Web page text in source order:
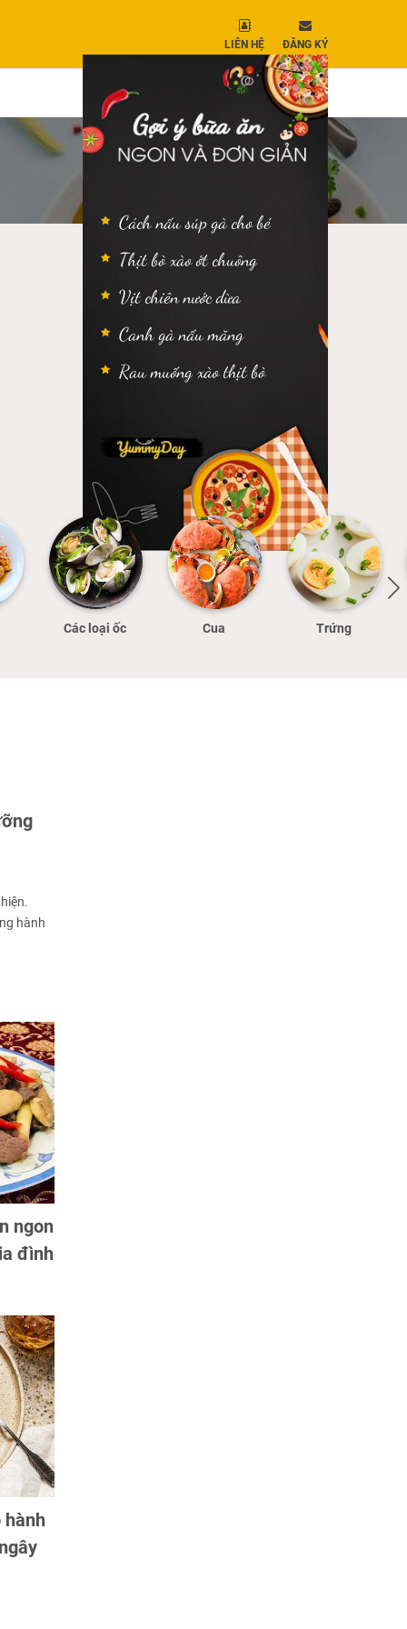
LIÊN HỆ ĐĂNG KÝ
Các loại ốc Cua Trứng
hành
ngon
đình
hành
Cách nấu súp gà cho bé
Thịt bò xào ớt chuông
Vịt chiên nước dừa
Canh gà nấu măng
Rau muống xào thịt bò